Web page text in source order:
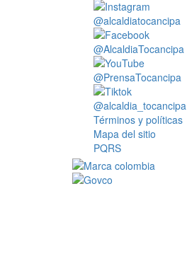
@alcaldiatocancipa
@AlcaldiaTocancipa
@PrensaTocancipa
@alcaldia_tocancipa
Términos y políticas
Mapa del sitio
PQRS